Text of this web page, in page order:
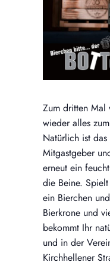
Zum dritten Mal
wieder alles
Natürlich ist
Mitgastgeber
erneut ein
die Beine.
ein Bierchen
Bierkrone und
bekommt Ihr
und in der
Kirchhellener